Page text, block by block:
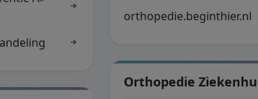
orthopedie.beginthier.nl
Orthopedie